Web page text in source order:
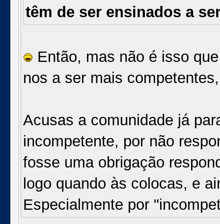
têm de ser ensinados a
Então, mas não é isso
nos a ser mais
Acusas a comunidade já
incompetente, por não
fosse uma obrigação
logo quando às colocas, e
Especialmente por